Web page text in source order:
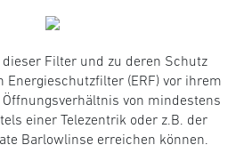
Filter und zu deren Schutz
Energieschutzfilter (ERF) vor ihrem
Öffnungsverhältnis von mindestens
einer Telezentrik oder z.B. der
Barlowlinse erreichen können.